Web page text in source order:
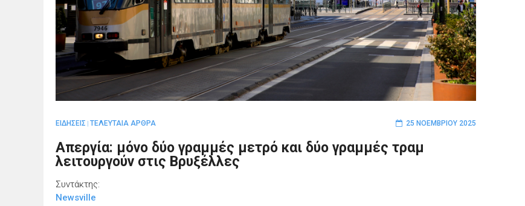
25 ΝΟΕΜΒΡΊΟΥ 2025
ΕΙΔΗΣΕΙΣ ΤΕΛΕΥΤΑΙΑ ΑΡΘΡΑ
Απεργία: μόνο δύο γραμμές μετρό και δύο γραμμές τραμ
λειτουργούν στις Βρυξέλλες
Συντάκτης:
Newsville